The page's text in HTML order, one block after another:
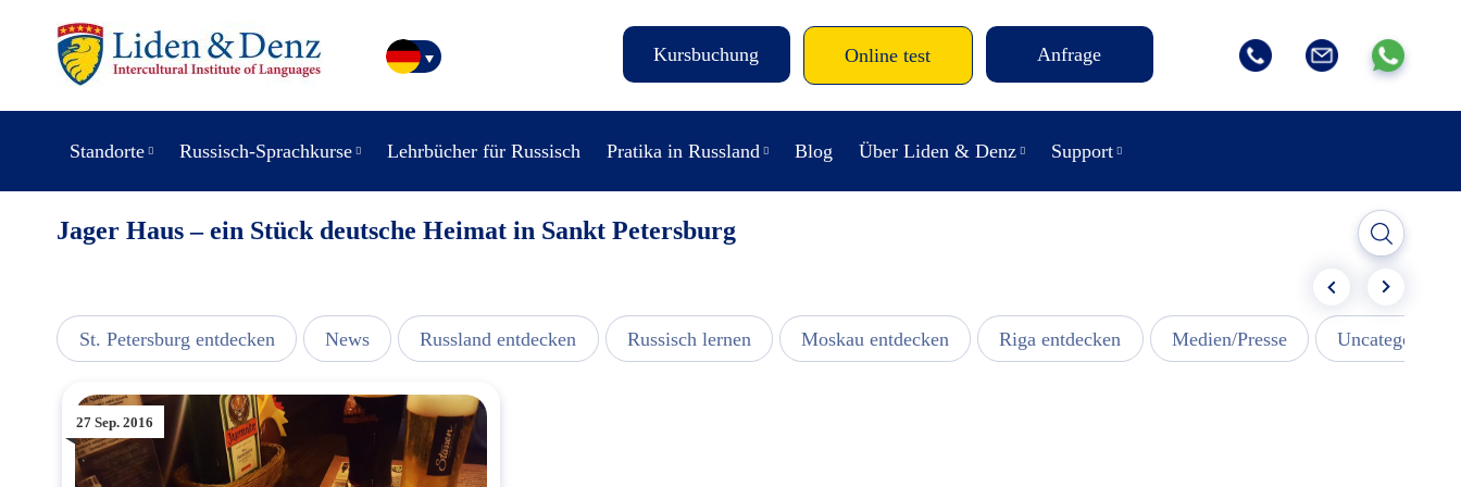
Kursbuchung Online test Anfrage
Standorte Russisch-Sprachkurse Lehrbücher für Russisch Pratika in Russland Blog Über Liden & Denz Support
Jager Haus – ein Stück deutsche Heimat in Sankt Petersburg
St. Petersburg entdecken News Russland entdecken Russisch lernen Moskau entdecken Riga entdecken Medien/Presse Uncategorized
27 Sep. 2016